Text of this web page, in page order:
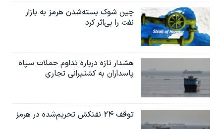
چین شوک بسته‌شدن هرمز به بازار
نفت را بی‌اثر کرد
هشدار تازه درباره تداوم حملات سپاه
پاسداران به کشتیرانی تجاری
توقف ۲۴ نفتکش تحریم‌شده در هرمز